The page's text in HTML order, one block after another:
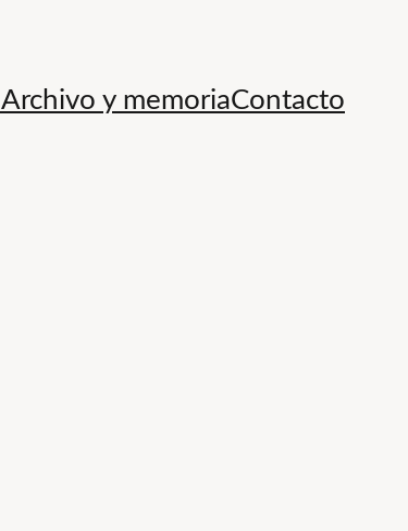
Archivo y memoriaContacto